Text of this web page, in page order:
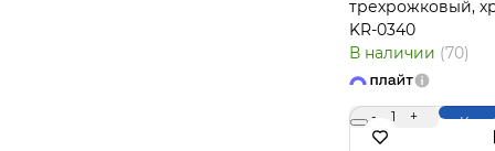
трехрожковый,
KR-0340
В наличии (70)
- 1 +